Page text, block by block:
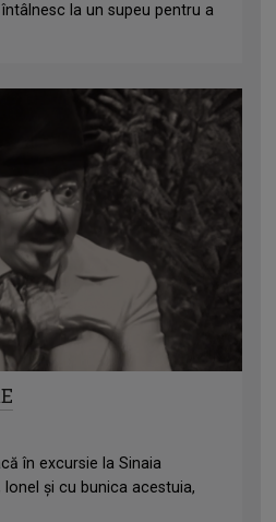
la un supeu pentru a
în excursie la Sinaia
şi cu bunica acestuia,